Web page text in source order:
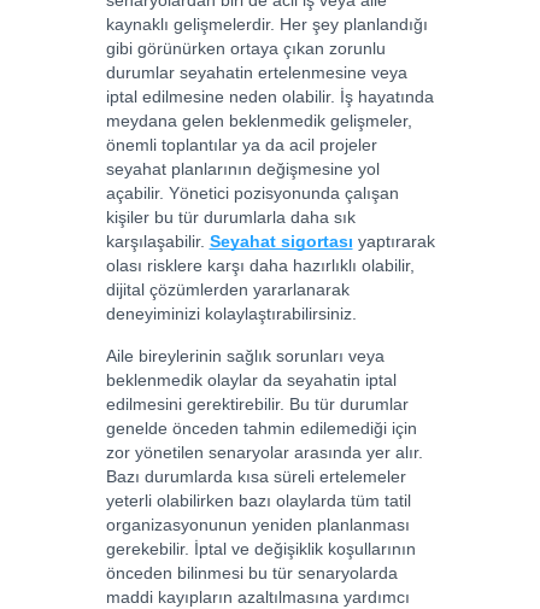
kaynaklı gelişmelerdir. Her şey planlandığı
gibi görünürken ortaya çıkan zorunlu
durumlar seyahatin ertelenmesine veya
iptal edilmesine neden olabilir. İş hayatında
meydana gelen beklenmedik gelişmeler,
önemli toplantılar ya da acil projeler
seyahat planlarının değişmesine yol
açabilir. Yönetici pozisyonunda çalışan
kişiler bu tür durumlarla daha sık
karşılaşabilir. Seyahat sigortası yaptırarak
olası risklere karşı daha hazırlıklı olabilir,
dijital çözümlerden yararlanarak
deneyiminizi kolaylaştırabilirsiniz.
Aile bireylerinin sağlık sorunları veya
beklenmedik olaylar da seyahatin iptal
edilmesini gerektirebilir. Bu tür durumlar
genelde önceden tahmin edilemediği için
zor yönetilen senaryolar arasında yer alır.
Bazı durumlarda kısa süreli ertelemeler
yeterli olabilirken bazı olaylarda tüm tatil
organizasyonunun yeniden planlanması
gerekebilir. İptal ve değişiklik koşullarının
önceden bilinmesi bu tür senaryolarda
maddi kayıpların azaltılmasına yardımcı